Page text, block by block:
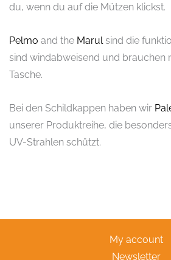
du, wenn du auf die Mützen klickst.
Pelmo and the Marulsind die
sind windabweisend und brauchen
Tasche.
Bei den Schildkappen haben wir
unserer Produktreihe, die
UV-Strahlen schützt.
My account
Newsletter